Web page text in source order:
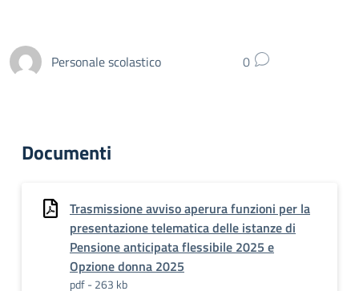
Personale scolastico 0
Documenti
Trasmissione avviso aperura funzioni per la
presentazione telematica delle istanze di
Pensione anticipata flessibile 2025 e
Opzione donna 2025
pdf - 263 kb